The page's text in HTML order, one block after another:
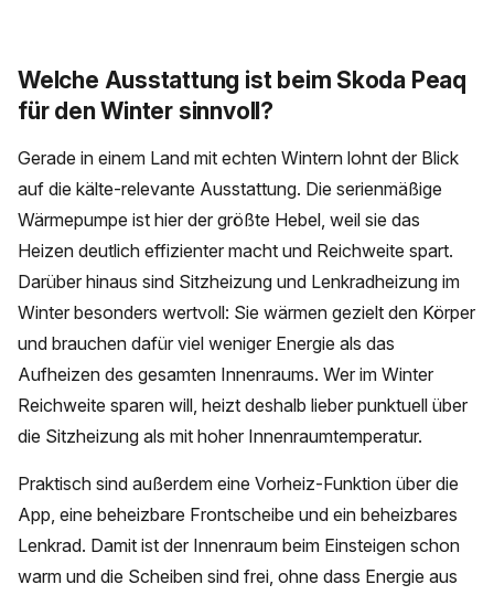
Welche Ausstattung ist beim Skoda Peaq
für den Winter sinnvoll?
Gerade in einem Land mit echten Wintern lohnt der Blick
auf die kälte-relevante Ausstattung. Die serienmäßige
Wärmepumpe ist hier der größte Hebel, weil sie das
Heizen deutlich effizienter macht und Reichweite spart.
Darüber hinaus sind Sitzheizung und Lenkradheizung im
Winter besonders wertvoll: Sie wärmen gezielt den Körper
und brauchen dafür viel weniger Energie als das
Aufheizen des gesamten Innenraums. Wer im Winter
Reichweite sparen will, heizt deshalb lieber punktuell über
die Sitzheizung als mit hoher Innenraumtemperatur.
Praktisch sind außerdem eine Vorheiz-Funktion über die
App, eine beheizbare Frontscheibe und ein beheizbares
Lenkrad. Damit ist der Innenraum beim Einsteigen schon
warm und die Scheiben sind frei, ohne dass Energie aus